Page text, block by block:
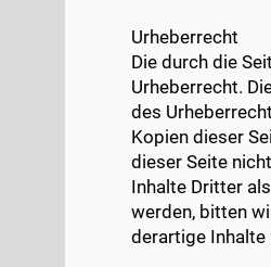
Urheberrecht
Die durch die
Urheberrecht.
des
Kopien dieser
dieser Seite
Inhalte Dritter
werden, bitten
derartige Inhalte